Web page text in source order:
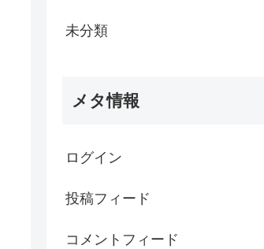
未分類
メタ情報
ログイン
投稿フィード
コメントフィード